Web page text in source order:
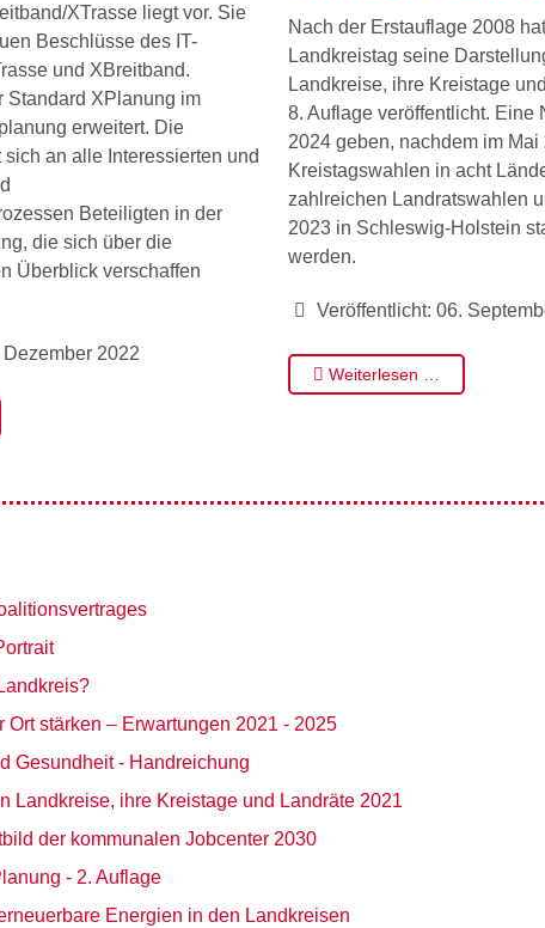
XTrasse liegt vor. Sie
Beschlüsse des IT-
und XBreitband.
Standard XPlanung im
erweitert. Die
an alle Interessierten und
Beteiligten in der
die sich über die
Überblick verschaffen
2022
Nach der Erstauflage 2008
Landkreistag seine
Landkreise, ihre Kreistage
8. Auflage veröffentlicht. Eine
2024 geben, nachdem im Mai
Kreistagswahlen in acht
zahlreichen Landratswahlen
2023 in Schleswig-Holstein
werden.
Veröffentlicht: 06.
Weiterlesen …
Ort stärken – Erwartungen 2021 - 2025
Gesundheit - Handreichung
Landkreise, ihre Kreistage und Landräte 2021
der kommunalen Jobcenter 2030
- 2. Auflage
Energien in den Landkreisen